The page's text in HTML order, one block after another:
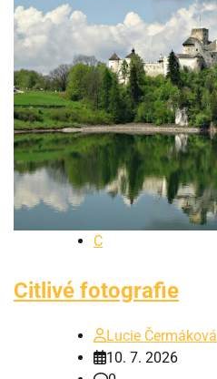
C
Citlivé fotografie
Lucie Čermáková
10. 7. 2026